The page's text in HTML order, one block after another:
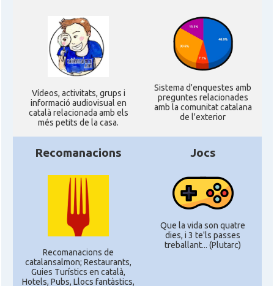
Ví­deos, activitats, grups i
informació audiovisual en
català relacionada amb els
més petits de la casa.
Sistema d'enquestes amb
preguntes relacionades
amb la comunitat catalana
de l'exterior
Recomanacions
Recomanacions de
catalansalmon; Restaurants,
Guies Turístics en català,
Hotels, Pubs, Llocs fantàstics,
Jocs
Que la vida son quatre
dies, i 3 te'ls passes
treballant... (Plutarc)